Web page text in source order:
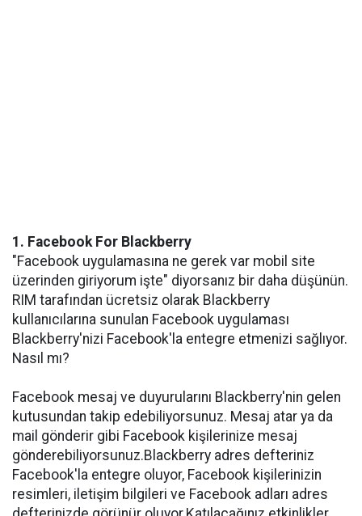
1. Facebook For Blackberry
"Facebook uygulamasına ne gerek var mobil site
üzerinden giriyorum işte" diyorsanız bir daha düşünün.
RIM tarafından ücretsiz olarak Blackberry
kullanıcılarına sunulan Facebook uygulaması
Blackberry'nizi Facebook'la entegre etmenizi sağlıyor.
Nasıl mı?
Facebook mesaj ve duyurularını Blackberry'nin gelen
kutusundan takip edebiliyorsunuz. Mesaj atar ya da
mail gönderir gibi Facebook kişilerinize mesaj
gönderebiliyorsunuz.Blackberry adres defteriniz
Facebook'la entegre oluyor, Facebook kişilerinizin
resimleri, iletişim bilgileri ve Facebook adları adres